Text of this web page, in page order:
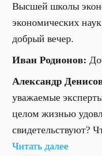
Высшей школы
экономических
добрый вечер.
Иван Родионов:
Александр
уважаемые
целом жизнью
свидетельствуют?
Читать далее